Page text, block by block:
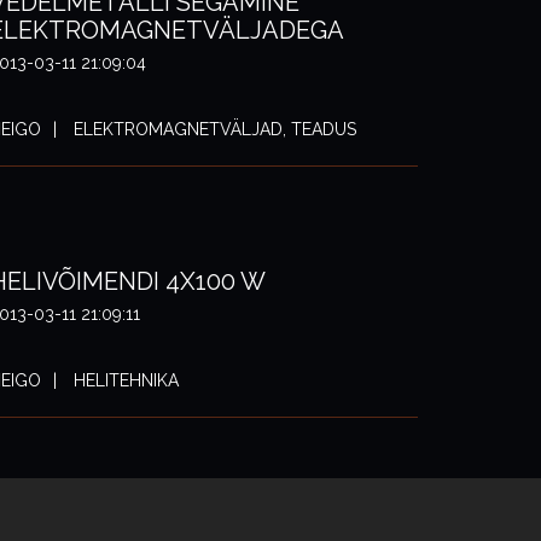
03-11 21:09:04
ELEKTROMAGNETVÄLJAD, TEADUS
4X100 W
03-11 21:09:11
HELITEHNIKA